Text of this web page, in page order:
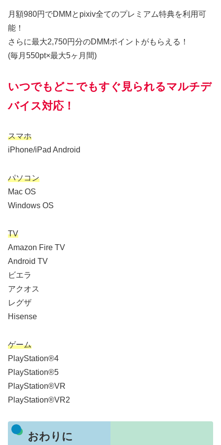
月額980円でDMMとpixiv全てのプレミアム特典を利用可
能！
さらに最大2,750円分のDMMポイントがもらえる！
(毎月550pt×最大5ヶ月間)
いつでもどこでもすぐ見られるマルチデ
バイス対応！
スマホ
iPhone/iPad Android
パソコン
Mac OS
Windows OS
TV
Amazon Fire TV
Android TV
ビエラ
アクオス
レグザ
Hisense
ゲーム
PlayStation®4
PlayStation®5
PlayStation®VR
PlayStation®VR2
おわりに